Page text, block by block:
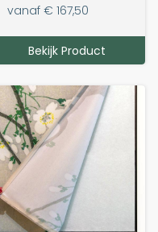
vanaf € 167,50
Bekijk Product